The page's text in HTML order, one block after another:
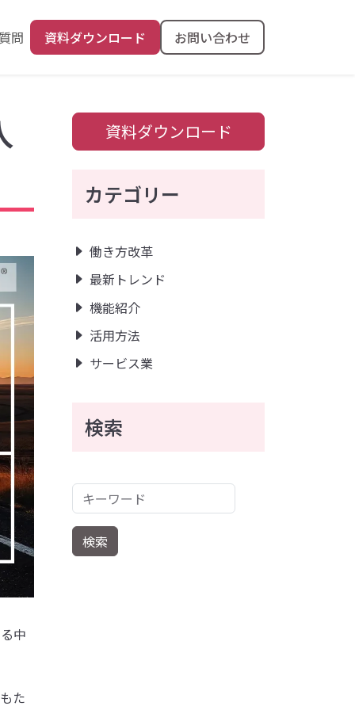
問 資料ダウンロード お問い合わせ
中
た
資料ダウンロード
カテゴリー
働き方改革
最新トレンド
機能紹介
活用方法
サービス業
検索
キーワード
検索